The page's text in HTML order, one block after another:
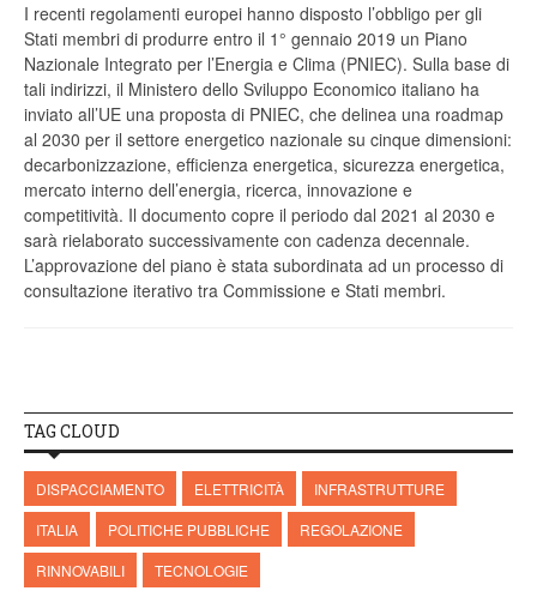
I recenti regolamenti europei hanno disposto l’obbligo per gli
Stati membri di produrre entro il 1° gennaio 2019 un Piano
Nazionale Integrato per l’Energia e Clima (PNIEC). Sulla base di
tali indirizzi, il Ministero dello Sviluppo Economico italiano ha
inviato all’UE una proposta di PNIEC, che delinea una roadmap
al 2030 per il settore energetico nazionale su cinque dimensioni:
decarbonizzazione, efficienza energetica, sicurezza energetica,
mercato interno dell’energia, ricerca, innovazione e
competitività. Il documento copre il periodo dal 2021 al 2030 e
sarà rielaborato successivamente con cadenza decennale.
L’approvazione del piano è stata subordinata ad un processo di
consultazione iterativo tra Commissione e Stati membri.
TAG CLOUD
DISPACCIAMENTO ELETTRICITÀ
INFRASTRUTTURE
ITALIA
POLITICHE PUBBLICHE
REGOLAZIONE
RINNOVABILI
TECNOLOGIE